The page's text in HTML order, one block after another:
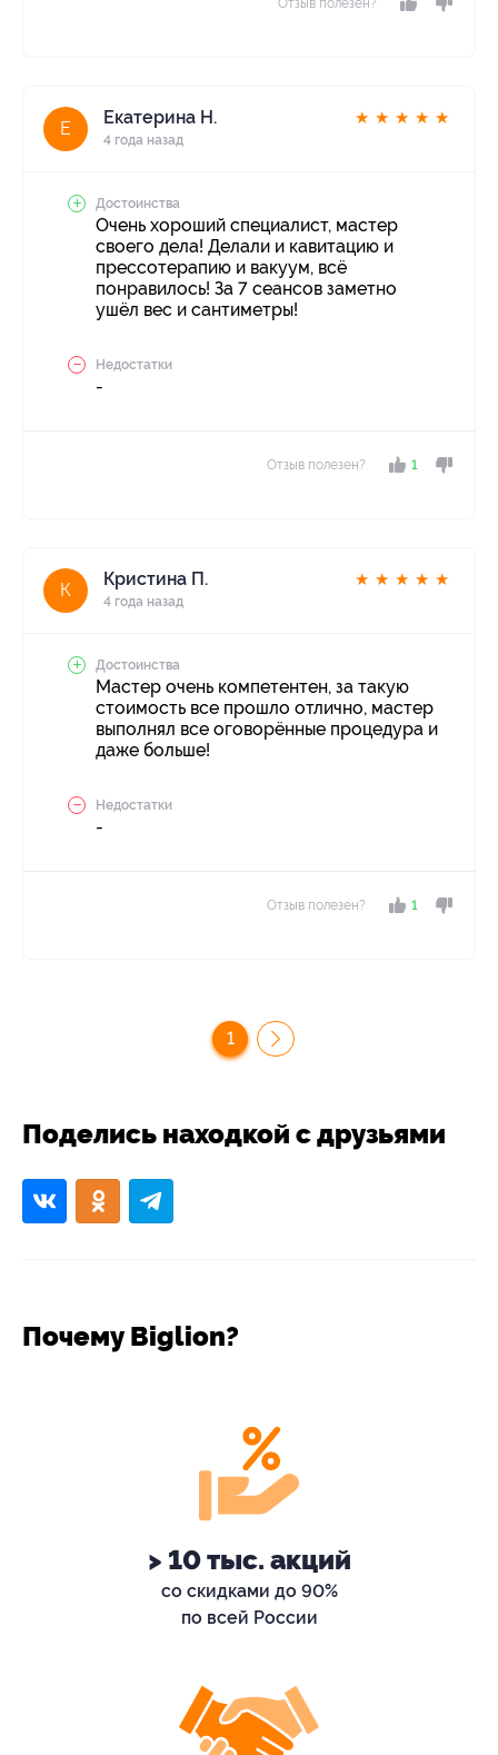
Отзыв полезен?
Е
Екатерина Н.
4 года назад
★ ★ ★ ★ ★
Достоинства
Очень хороший специалист, мастер
своего дела! Делали и кавитацию и
прессотерапию и вакуум, всё
понравилось! За 7 сеансов заметно
ушёл вес и сантиметры!
Недостатки
-
Отзыв полезен? 1
К
Кристина П.
4 года назад
★ ★ ★ ★ ★
Достоинства
Мастер очень компетентен, за такую
стоимость все прошло отлично, мастер
выполнял все оговорённые процедура и
даже больше!
Недостатки
-
Отзыв полезен? 1
1
Поделись находкой с друзьями
Почему Biglion?
> 10 тыс. акций
со скидками до 90%
по всей России